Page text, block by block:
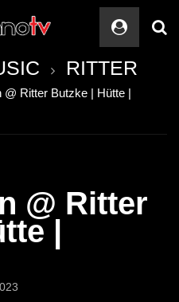
RITTER
@ Ritter Butzke | Hütte |
@ Ritter
|